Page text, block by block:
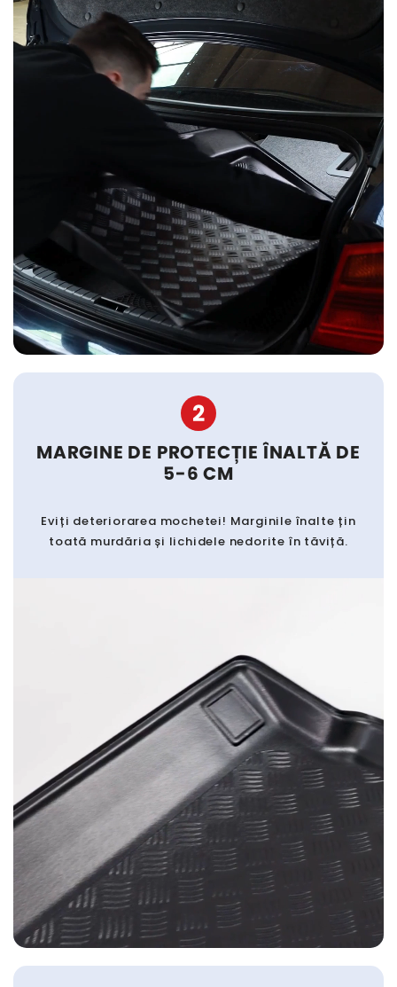
2
MARGINE DE PROTECȚIE ÎNALTĂ DE
5-6 CM
Eviți deteriorarea mochetei! Marginile înalte țin
toată murdăria și lichidele nedorite în tăviță.